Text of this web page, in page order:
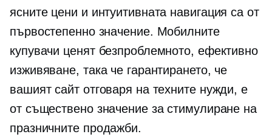
ясните цени и интуитивната навигация са от
първостепенно значение. Мобилните
купувачи ценят безпроблемното, ефективно
изживяване, така че гарантирането, че
вашият сайт отговаря на техните нужди, е
от съществено значение за стимулиране на
празничните продажби.